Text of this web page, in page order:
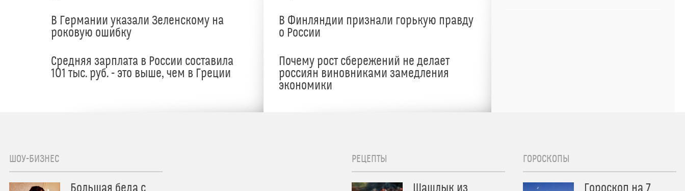
В Германии указали Зеленскому на
роковую ошибку
Средняя зарплата в России составила
101 тыс. руб. - это выше, чем в Греции
В Финляндии признали горькую правду
о России
Почему рост сбережений не делает
россиян виновниками замедления
экономики
ШОУ-БИЗНЕС РЕЦЕПТЫ ГОРОСКОПЫ